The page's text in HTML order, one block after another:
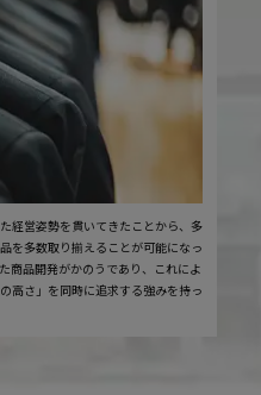
経営姿勢を貫いてきたことから、多
を多数取り揃えることが可能になっ
商品開発がかのうであり、これによ
高さ」を同時に追求する強みを持っ